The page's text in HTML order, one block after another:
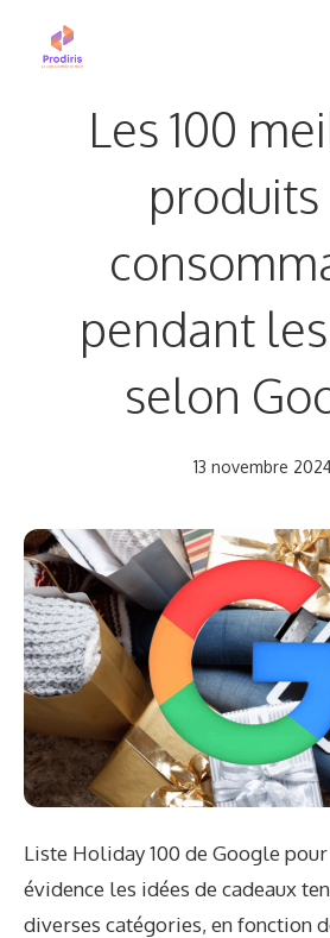
Les 100
produits
pendant
selon
13 novembre
Liste Holiday 100 de Google
évidence les idées de cadeaux
diverses catégories, en fonction